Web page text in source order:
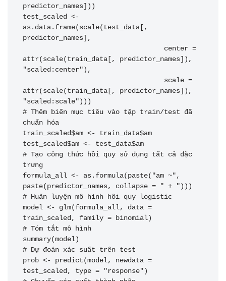
predictor_names]))
test_scaled <-
as.data.frame(scale(test_data[,
predictor_names],
attr(scale(train_data[, predictor_names]),
"scaled:center"),
attr(scale(train_data[, predictor_names]),
"scaled:scale")))
# Thêm biến mục tiêu vào tập train/test đã
chuẩn hóa
train_scaled$am <- train_data$am
test_scaled$am <- test_data$am
# Tạo công thức hồi quy sử dụng tất cả đặc
trưng
formula_all <- as.formula(paste("am ~",
paste(predictor_names, collapse = " + ")))
# Huấn luyện mô hình hồi quy logistic
model <- glm(formula_all, data =
train_scaled, family = binomial)
# Tóm tắt mô hình
summary(model)
# Dự đoán xác suất trên test
prob <- predict(model, newdata =
test_scaled, type = "response")